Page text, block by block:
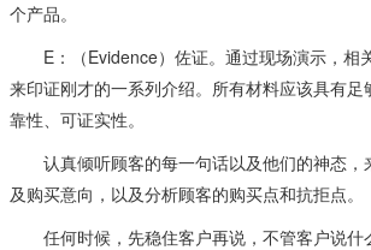
个产品。
E：（Evidence）佐证。通过现场演示，相
来印证刚才的一系列介绍。所有材料应该具有
靠性、可证实性。
认真倾听顾客的每一句话以及他们的神态，
及购买意向，以及分析顾客的购买点和抗拒点。
任何时候，先稳住客户再说，不管客户说什